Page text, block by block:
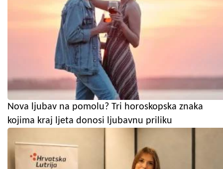
Nova ljubav na pomolu? Tri horoskopska znaka
kojima kraj ljeta donosi ljubavnu priliku